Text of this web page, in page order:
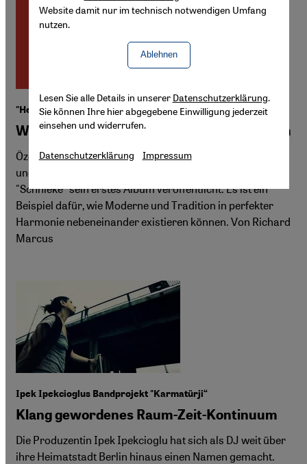
"Hediye" von Özgür Akgul (alias Schnieke)
Wunderbare Brücke zwischen zwei Welten
Özgür Akgül komponiert normalerweise Musik für Film
und Fernsehen. Vor kurzem hat er unter dem Namen
"Schnieke“ sein erstes Album veröffentlicht. Es ist ein
Beispiel dafür, wie Moderne und Tradition in perfekter
Harmonie nebeneinander existieren können. Von Richard
Marcus
Ipek Ipekcioglus Bandprojekt "Karmatürji“
Klang gewordenes Raum-Zeit-Kontinuum
Die Produzentin Ipek Ipekcioglu hat sich als DJ weit über
ihre Heimatstadt Berlin hinaus einen Namen gemacht.
Website damit nur im technisch notwendigen Umfang
nutzen.
Ablehnen
Lesen Sie alle Details in unserer Datenschutzerklärung.
Sie können Ihre hier abgegebene Einwilligung jederzeit
einsehen und widerrufen.
Datenschutzerklärung Impressum